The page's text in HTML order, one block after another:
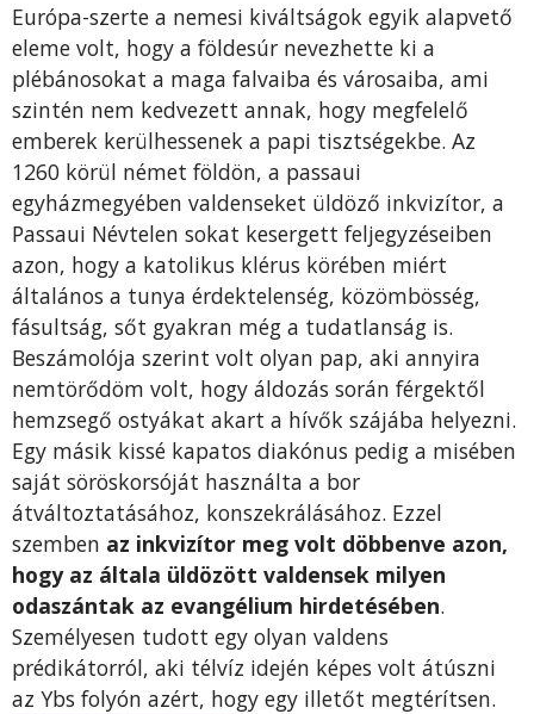
Európa-szerte a nemesi kiváltságok egyik alapvető
eleme volt, hogy a földesúr nevezhette ki a
plébánosokat a maga falvaiba és városaiba, ami
szintén nem kedvezett annak, hogy megfelelő
emberek kerülhessenek a papi tisztségekbe. Az
1260 körül német földön, a passaui
egyházmegyében valdenseket üldöző inkvizítor, a
Passaui Névtelen sokat kesergett feljegyzéseiben
azon, hogy a katolikus klérus körében miért
általános a tunya érdektelenség, közömbösség,
fásultság, sőt gyakran még a tudatlanság is.
Beszámolója szerint volt olyan pap, aki annyira
nemtörődöm volt, hogy áldozás során férgektől
hemzsegő ostyákat akart a hívők szájába helyezni.
Egy másik kissé kapatos diakónus pedig a misében
saját söröskorsóját használta a bor
átváltoztatásához, konszekrálásához. Ezzel
szemben az inkvizítor meg volt döbbenve azon,
hogy az általa üldözött valdensek milyen
odaszántak az evangélium hirdetésében.
Személyesen tudott egy olyan valdens
prédikátorról, aki télvíz idején képes volt átúszni
az Ybs folyón azért, hogy egy illetőt megtérítsen.